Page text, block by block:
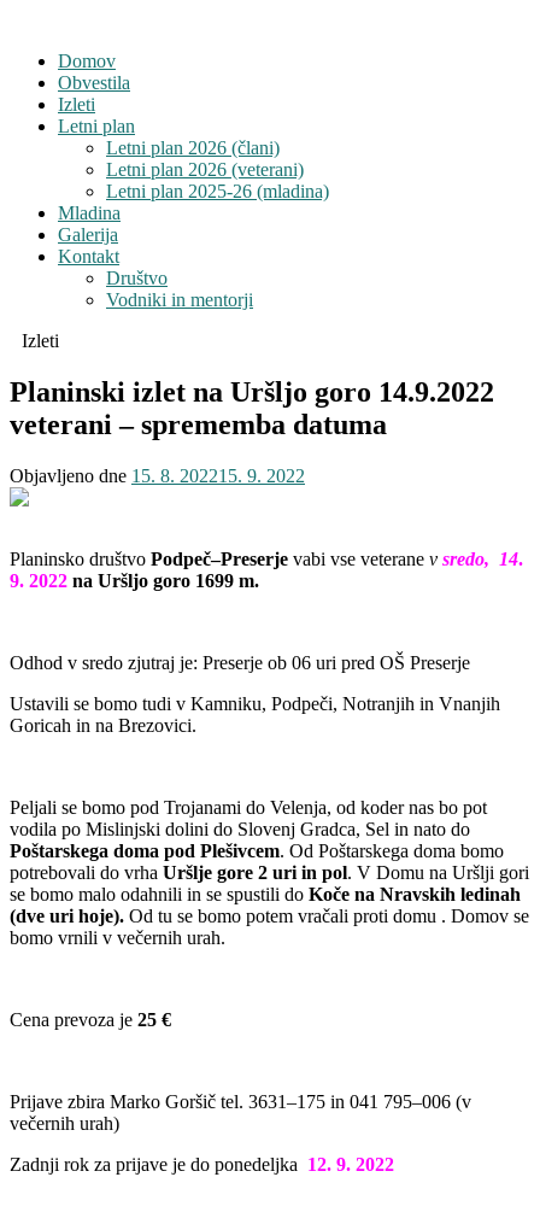
Domov
Obvestila
Izleti
Letni plan
Letni plan 2026 (člani)
Letni plan 2026 (veterani)
Letni plan 2025-26 (mladina)
Mladina
Galerija
Kontakt
Društvo
Vodniki in mentorji
Izleti
Planinski izlet na Uršljo goro 14.9.2022
veterani – sprememba datuma
Objavljeno dne 15. 8. 202215. 9. 2022
Planinsko društvo Podpeč–Preserje vabi vse veterane v sredo, 14.
9. 2022 na Uršljo goro 1699 m.
Odhod v sredo zjutraj je: Preserje ob 06 uri pred OŠ Preserje
Ustavili se bomo tudi v Kamniku, Podpeči, Notranjih in Vnanjih
Goricah in na Brezovici.
Peljali se bomo pod Trojanami do Velenja, od koder nas bo pot
vodila po Mislinjski dolini do Slovenj Gradca, Sel in nato do
Poštarskega doma pod Plešivcem. Od Poštarskega doma bomo
potrebovali do vrha Uršlje gore 2 uri in pol. V Domu na Uršlji gori
se bomo malo odahnili in se spustili do Koče na Nravskih ledinah
(dve uri hoje). Od tu se bomo potem vračali proti domu . Domov se
bomo vrnili v večernih urah.
Cena prevoza je 25 €
Prijave zbira Marko Goršič tel. 3631–175 in 041 795–006 (v
večernih urah)
Zadnji rok za prijave je do ponedeljka 12. 9. 2022